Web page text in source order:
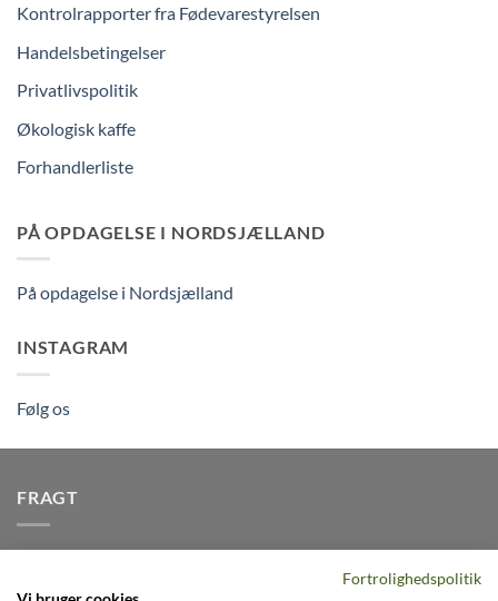
Kontrolrapporter fra Fødevarestyrelsen
Handelsbetingelser
Privatlivspolitik
Økologisk kaffe
Forhandlerliste
PÅ OPDAGELSE I NORDSJÆLLAND
På opdagelse i Nordsjælland
INSTAGRAM
Følg os
FRAGT
på alle pakker - Husk der er fri
Fortrolighedspolitik